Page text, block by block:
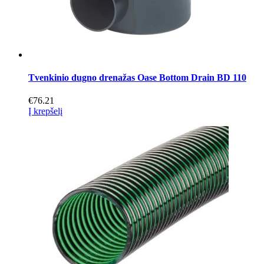
Tvenkinio dugno drenažas Oase Bottom Drain BD 110
€76.21
Į krepšelį